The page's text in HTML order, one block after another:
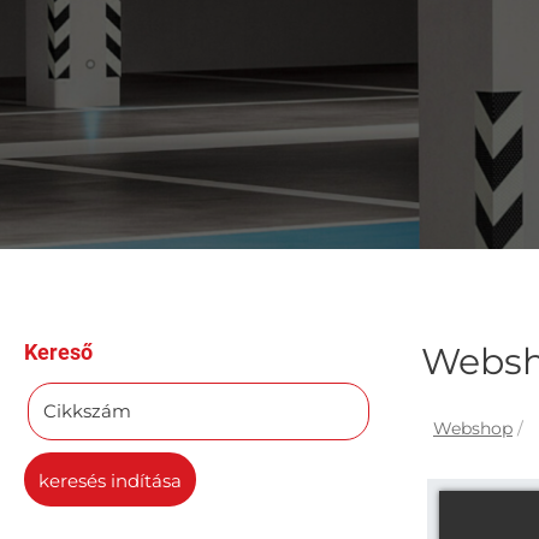
Kereső
Cikkszám
keresés indítása
Webshop /